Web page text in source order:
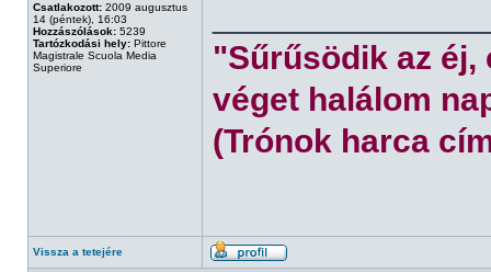
Csatlakozott: 2009 augusztus
14 (péntek), 16:03
Hozzászólások: 5239
Tartózkodási hely: Pittore
Magistrale Scuola Media
Superiore
"Sűrűsödik az éj,
véget halálom
(Trónok harca
Vissza a tetejére